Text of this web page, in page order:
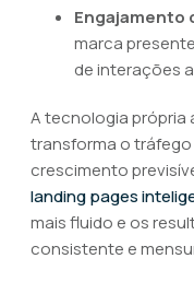
Engajamento
marca
de interações
A tecnologia própria
transforma o
crescimento
landing pages
mais fluido e os
consistente e